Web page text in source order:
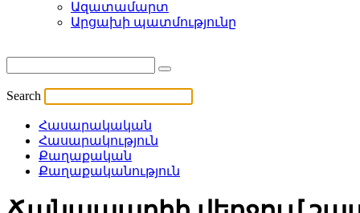
Ազատամարտ
Արցախի պատմությունը
Search
Հասարակական
Հասարակություն
Քաղաքական
Քաղաքականություն